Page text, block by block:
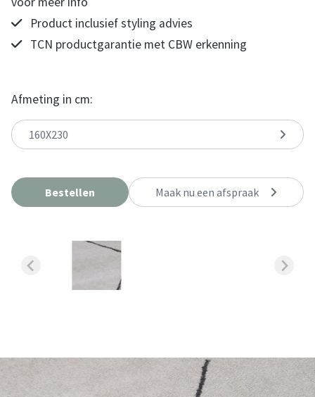
Product inclusief styling advies
TCN productgarantie met CBW erkenning
Afmeting in cm:
160X230
Bestellen Maak nu een afspraak